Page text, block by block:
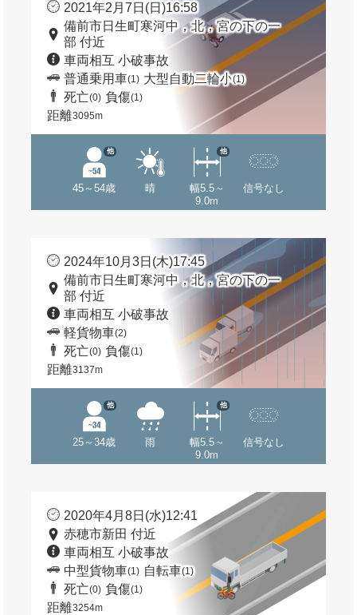
2021年2月7日(日)16:58
備前市日生町寒河中，北，宮の下の一
部 付近
車両相互 小破事故
普通乗用車(1) 大型自動二輪小(1)
死亡(0) 負傷(1)
距離3095m
45～54歳
他
晴
幅5.5～
9.0m
他
信号なし
2024年10月3日(木)17:45
備前市日生町寒河中，北，宮の下の一
部 付近
車両相互 小破事故
軽貨物車(2)
死亡(0) 負傷(1)
距離3137m
25～34歳
他
雨
幅5.5～
9.0m
他
信号なし
2020年4月8日(水)12:41
赤穂市新田 付近
車両相互 小破事故
中型貨物車(1) 自転車(1)
死亡(0) 負傷(1)
距離3254m